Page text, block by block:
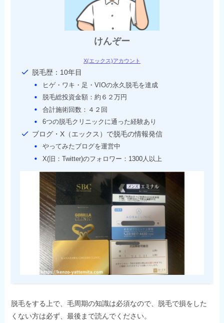
けんぞー
X(エックス)アカウント
脱毛歴：10年目
ヒゲ・ワキ・足・VIOの永久脱毛を達成
脱毛総投資金額：約６２万円
合計施術回数：４２回
6つの脱毛クリニックに通った経験あり
ブログ・X（エックス）で脱毛の情報発信
やってみたブログを運営中
X(旧：Twitter)のフォロワー：1300人以上
脱毛をする上で、毛周期の知識は必須なので、脱毛で損をした
くない方は必ず、最後まで読んでください。